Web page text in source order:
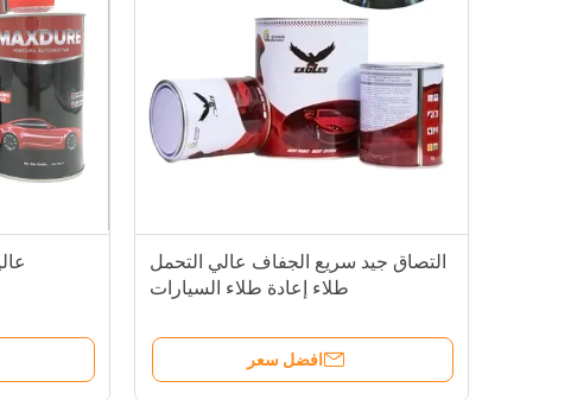
التصاق جيد سريع الجفاف عالي التحمل
طلاء إعادة طلاء السيارات
افضل سعر